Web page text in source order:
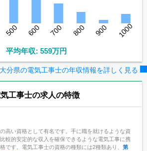
500 600 700 800 900 1000
平均年収: 559万円
大分県の電気工事士の年収情報を詳しく見る
工事士の求人の特徴
高い資格として有名です。手に職を就けるような資
較的安定的な収入を確保できるような電気工事に携
です。電気工事士の資格の種類には2種類あり、 第